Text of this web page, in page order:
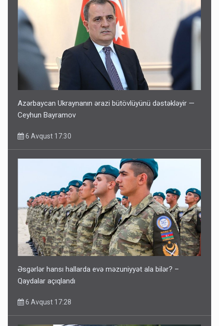
Azərbaycan Ukraynanın ərazi bütövlüyünü dəstəkləyir —
Ceyhun Bayramov
6 Avqust 17:30
Əsgərlər hansı hallarda evə məzuniyyət ala bilər? –
Qaydalar açıqlandı
6 Avqust 17:28